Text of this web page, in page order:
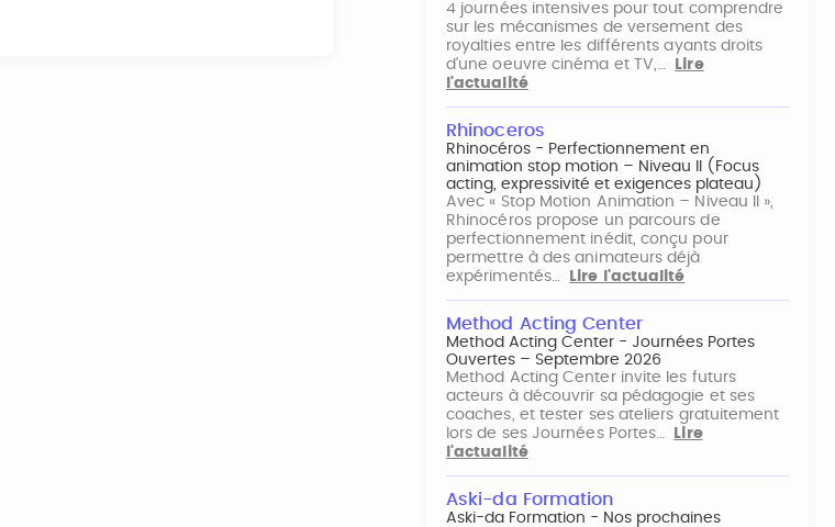
4 journées intensives pour tout comprendre
sur les mécanismes de versement des
royalties entre les différents ayants droits
d'une oeuvre cinéma et TV,…
Lire
l'actualité
Rhinoceros
Rhinocéros - Perfectionnement en
animation stop motion – Niveau II (Focus
acting, expressivité et exigences plateau)
Avec « Stop Motion Animation – Niveau II »,
Rhinocéros propose un parcours de
perfectionnement inédit, conçu pour
permettre à des animateurs déjà
expérimentés…
Lire l'actualité
Method Acting Center
Method Acting Center - Journées Portes
Ouvertes – Septembre 2026
Method Acting Center invite les futurs
acteurs à découvrir sa pédagogie et ses
coaches, et tester ses ateliers gratuitement
lors de ses Journées Portes…
Lire
l'actualité
Aski-da Formation
Aski-da Formation - Nos prochaines